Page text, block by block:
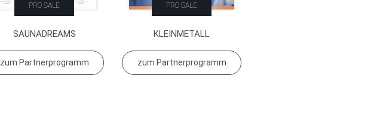
PRO SALE
SAUNADREAMS
zum Partnerprogramm
PRO SALE
KLEINMETALL
zum Partnerprogramm